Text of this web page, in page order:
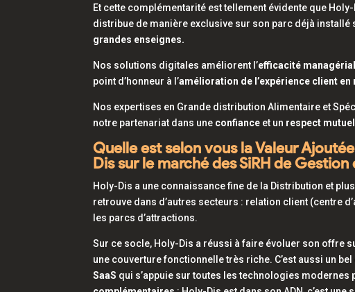
Et cette complémentarité est tellement évidente que
distribue de manière exclusive sur son parc déjà installé
grandes enseignes.
Nos solutions digitales améliorent l’efficacité
point d’honneur à l’amélioration de l’expérience client en
Nos expertises en Grande distribution Alimentaire et
notre partenariat dans une confiance et un respect
Quelle est selon vous la Valeur
Dis sur le marché des SiRH de
Holy-Dis a une connaissance fine de la Distribution et
retrouve dans d’autres secteurs : relation client (centre
les parcs d’attractions.
Sur ce socle, Holy-Dis a réussi à faire évoluer son offre
une couverture fonctionnelle très riche. C’est aussi un
SaaS qui s’appuie sur toutes les technologies modernes